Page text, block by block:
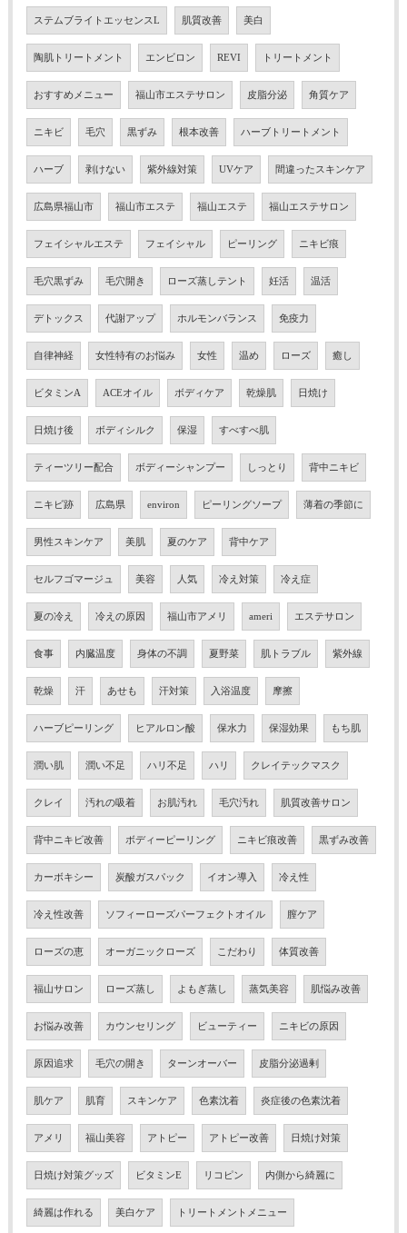
ステムブライトエッセンスL 肌質改善 美白
陶肌トリートメント エンビロン REVI トリートメント
おすすめメニュー 福山市エステサロン 皮脂分泌 角質ケア
ニキビ 毛穴 黒ずみ 根本改善 ハーブトリートメント
ハーブ 剥けない 紫外線対策 UVケア 間違ったスキンケア
広島県福山市 福山市エステ 福山エステ 福山エステサロン
フェイシャルエステ フェイシャル ピーリング ニキビ痕
毛穴黒ずみ 毛穴開き ローズ蒸しテント 妊活 温活
デトックス 代謝アップ ホルモンバランス 免疫力
自律神経 女性特有のお悩み 女性 温め ローズ 癒し
ビタミンA ACEオイル ボディケア 乾燥肌 日焼け
日焼け後 ボディシルク 保湿 すべすべ肌
ティーツリー配合 ボディーシャンプー しっとり 背中ニキビ
ニキビ跡 広島県 environ ピーリングソープ 薄着の季節に
男性スキンケア 美肌 夏のケア 背中ケア
セルフゴマージュ 美容 人気 冷え対策 冷え症
夏の冷え 冷えの原因 福山市アメリ ameri エステサロン
食事 内臓温度 身体の不調 夏野菜 肌トラブル 紫外線
乾燥 汗 あせも 汗対策 入浴温度 摩擦
ハーブピーリング ヒアルロン酸 保水力 保湿効果 もち肌
潤い肌 潤い不足 ハリ不足 ハリ クレイテックマスク
クレイ 汚れの吸着 お肌汚れ 毛穴汚れ 肌質改善サロン
背中ニキビ改善 ボディーピーリング ニキビ痕改善 黒ずみ改善
カーボキシー 炭酸ガスパック イオン導入 冷え性
冷え性改善 ソフィーローズパーフェクトオイル 膣ケア
ローズの恵 オーガニックローズ こだわり 体質改善
福山サロン ローズ蒸し よもぎ蒸し 蒸気美容 肌悩み改善
お悩み改善 カウンセリング ビューティー ニキビの原因
原因追求 毛穴の開き ターンオーバー 皮脂分泌過剰
肌ケア 肌育 スキンケア 色素沈着 炎症後の色素沈着
アメリ 福山美容 アトピー アトピー改善 日焼け対策
日焼け対策グッズ ビタミンE リコピン 内側から綺麗に
綺麗は作れる 美白ケア トリートメントメニュー